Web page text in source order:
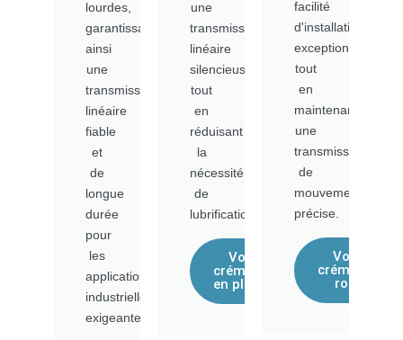
lourdes,
garantissant
ainsi
une
transmission
linéaire
fiable
et
de
longue
durée
pour
les
applications
industrielles
exigeantes.
une
transmission
linéaire
silencieuse,
tout
en
réduisant
la
nécessité
de
lubrification.
Voir les
crémaillères
en plastique
facilité
d'installation
exceptionnelles,
tout
en
maintenant
une
transmission
de
mouvement
précise.
Voir les
crémaillères
rondes